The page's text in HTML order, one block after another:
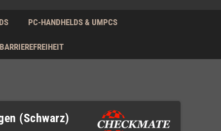
PC-HANDHELDS & UMPCS
BARRIEREFREIHEIT
(Schwarz)